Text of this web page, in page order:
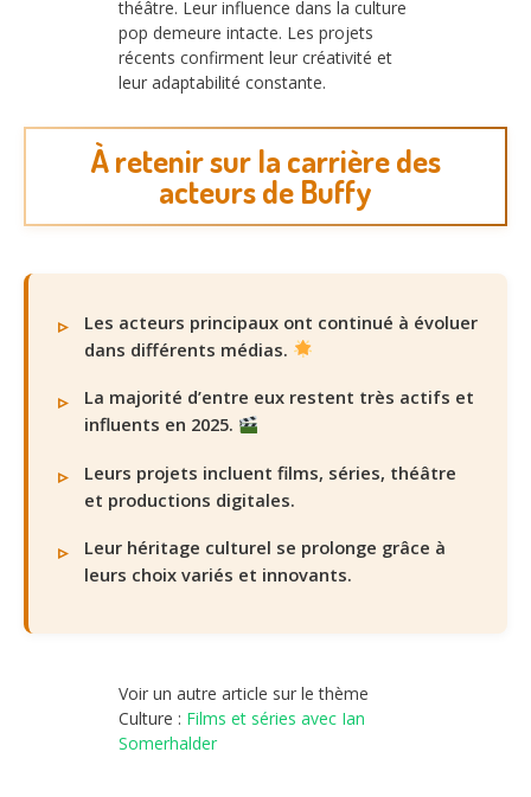
théâtre. Leur influence dans la culture
pop demeure intacte. Les projets
récents confirment leur créativité et
leur adaptabilité constante.
À retenir sur la carrière des
acteurs de Buffy
Les acteurs principaux ont continué à évoluer
dans différents médias.
La majorité d’entre eux restent très actifs et
influents en 2025.
Leurs projets incluent films, séries, théâtre
et productions digitales.
Leur héritage culturel se prolonge grâce à
leurs choix variés et innovants.
Voir un autre article sur le thème
Culture : Films et séries avec Ian
Somerhalder